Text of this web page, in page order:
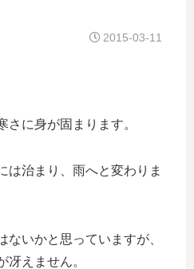
2015-03-11
に身が固まります。
は治まり、雨へと変わりま
ないかと思っていますが、
冴えません。